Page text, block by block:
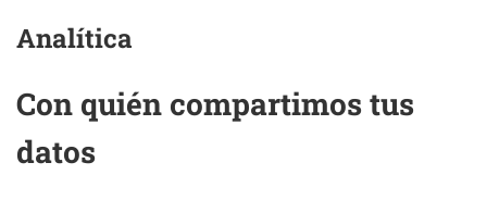
Analítica
Con quién compartimos tus
datos